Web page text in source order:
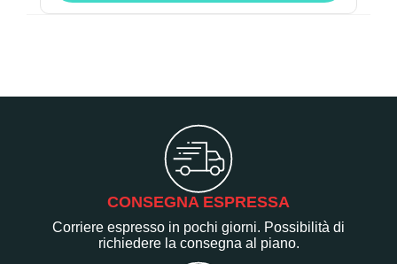
CONSEGNA ESPRESSA
Corriere espresso in pochi giorni. Possibilità di
richiedere la consegna al piano.